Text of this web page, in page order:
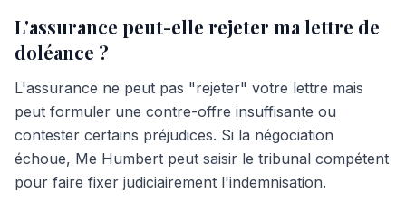
L'assurance peut-elle rejeter ma lettre de
doléance ?
L'assurance ne peut pas "rejeter" votre lettre mais
peut formuler une contre-offre insuffisante ou
contester certains préjudices. Si la négociation
échoue, Me Humbert peut saisir le tribunal compétent
pour faire fixer judiciairement l'indemnisation.